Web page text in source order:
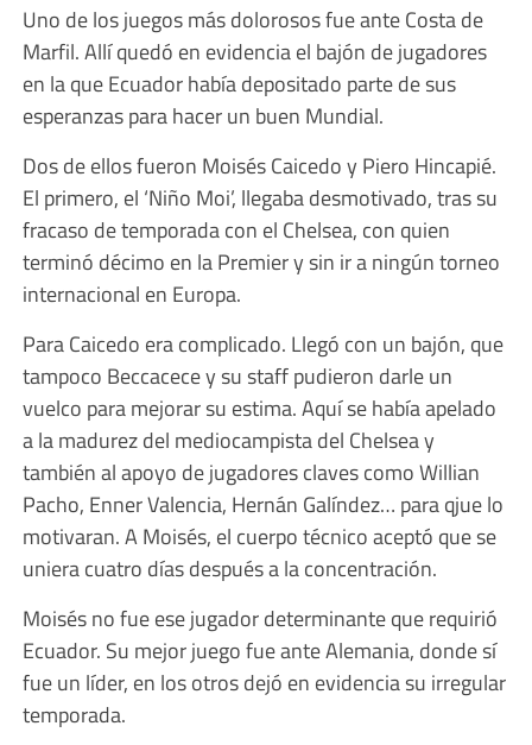
Uno de los juegos más dolorosos fue ante Costa de
Marfil. Allí quedó en evidencia el bajón de jugadores
en la que Ecuador había depositado parte de sus
esperanzas para hacer un buen Mundial.
Dos de ellos fueron Moisés Caicedo y Piero Hincapié.
El primero, el ‘Niño Moi’, llegaba desmotivado, tras su
fracaso de temporada con el Chelsea, con quien
terminó décimo en la Premier y sin ir a ningún torneo
internacional en Europa.
Para Caicedo era complicado. Llegó con un bajón, que
tampoco Beccacece y su staff pudieron darle un
vuelco para mejorar su estima. Aquí se había apelado
a la madurez del mediocampista del Chelsea y
también al apoyo de jugadores claves como Willian
Pacho, Enner Valencia, Hernán Galíndez… para qjue lo
motivaran. A Moisés, el cuerpo técnico aceptó que se
uniera cuatro días después a la concentración.
Moisés no fue ese jugador determinante que requirió
Ecuador. Su mejor juego fue ante Alemania, donde sí
fue un líder, en los otros dejó en evidencia su irregular
temporada.